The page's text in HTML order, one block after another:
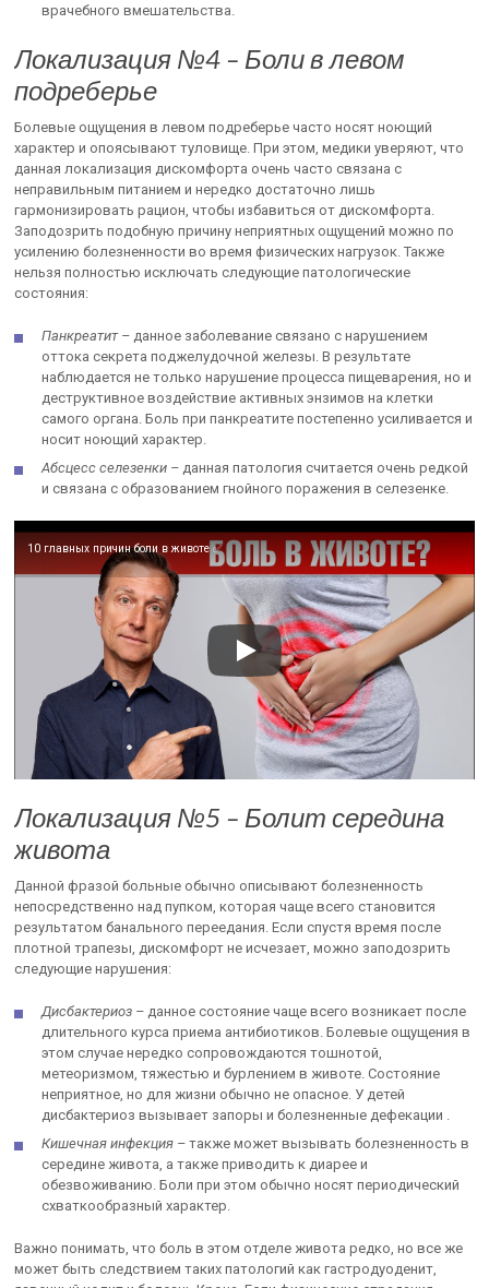
врачебного вмешательства.
Локализация №4 – Боли в левом
подреберье
Болевые ощущения в левом подреберье часто носят ноющий
характер и опоясывают туловище. При этом, медики уверяют, что
данная локализация дискомфорта очень часто связана с
неправильным питанием и нередко достаточно лишь
гармонизировать рацион, чтобы избавиться от дискомфорта.
Заподозрить подобную причину неприятных ощущений можно по
усилению болезненности во время физических нагрузок. Также
нельзя полностью исключать следующие патологические
состояния:
Панкреатит – данное заболевание связано с нарушением
оттока секрета поджелудочной железы. В результате
наблюдается не только нарушение процесса пищеварения, но и
деструктивное воздействие активных энзимов на клетки
самого органа. Боль при панкреатите постепенно усиливается и
носит ноющий характер.
Абсцесс селезенки – данная патология считается очень редкой
и связана с образованием гнойного поражения в селезенке.
10 главных причин боли в животе ✅
Локализация №5 – Болит середина
живота
Данной фразой больные обычно описывают болезненность
непосредственно над пупком, которая чаще всего становится
результатом банального переедания. Если спустя время после
плотной трапезы, дискомфорт не исчезает, можно заподозрить
следующие нарушения:
Дисбактериоз – данное состояние чаще всего возникает после
длительного курса приема антибиотиков. Болевые ощущения в
этом случае нередко сопровождаются тошнотой,
метеоризмом, тяжестью и бурлением в животе. Состояние
неприятное, но для жизни обычно не опасное. У детей
дисбактериоз вызывает запоры и болезненные дефекации .
Кишечная инфекция – также может вызывать болезненность в
середине живота, а также приводить к диарее и
обезвоживанию. Боли при этом обычно носят периодический
схваткообразный характер.
Важно понимать, что боль в этом отделе живота редко, но все же
может быть следствием таких патологий как гастродуоденит,